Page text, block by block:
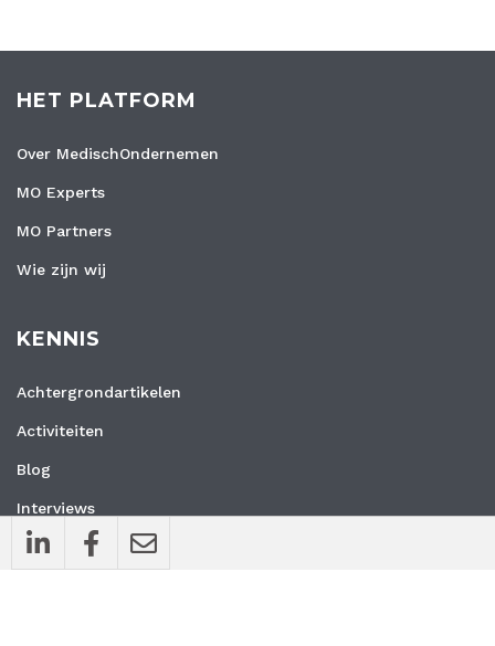
HET PLATFORM
Over MedischOndernemen
MO Experts
MO Partners
Wie zijn wij
KENNIS
Achtergrondartikelen
Activiteiten
Blog
Interviews
Nieuws